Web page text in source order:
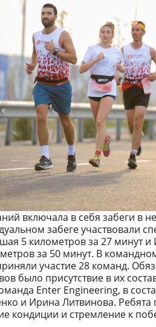
включала в себя забеги в
забеге участвовали
5 километров за 27 минут и
за 50 минут. В
участие 28 команд.
было присутствие в их
Enter Engineering, в
и Ирина Литвинова.
кондиции и стремление к